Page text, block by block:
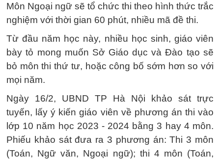
Môn Ngoại ngữ sẽ tổ chức thi theo hình thức trắc
nghiệm với thời gian 60 phút, nhiều mã đề thi.
Từ đầu năm học này, nhiều học sinh, giáo viên
bày tỏ mong muốn Sở Giáo dục và Đào tạo sẽ
bỏ môn thi thứ tư, hoặc công bố sớm hơn so với
mọi năm.
Ngày 16/2, UBND TP Hà Nội khảo sát trực
tuyến, lấy ý kiến giáo viên về phương án thi vào
lớp 10 năm học 2023 - 2024 bằng 3 hay 4 môn.
Phiếu khảo sát đưa ra 3 phương án: Thi 3 môn
(Toán, Ngữ văn, Ngoại ngữ); thi 4 môn (Toán,